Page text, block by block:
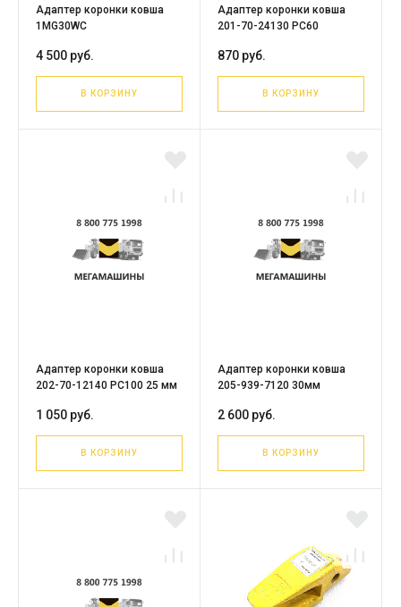
Адаптер коронки ковша
1MG30WC
4 500 руб.
В КОРЗИНУ
Адаптер коронки ковша
201-70-24130 PC60
870 руб.
В КОРЗИНУ
Адаптер коронки ковша
202-70-12140 PC100 25 мм
1 050 руб.
В КОРЗИНУ
Адаптер коронки ковша
205-939-7120 30мм
2 600 руб.
В КОРЗИНУ